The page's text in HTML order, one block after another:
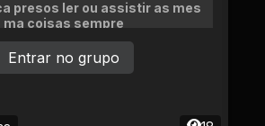
presos ler ou assistir as mes
ma coisas sempre
Entrar no grupo